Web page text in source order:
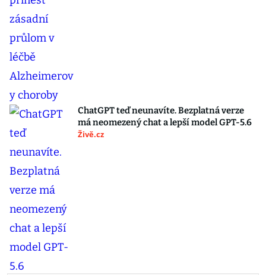
ChatGPT teď neunavíte. Bezplatná verze
má neomezený chat a lepší model GPT-5.6
Živě.cz